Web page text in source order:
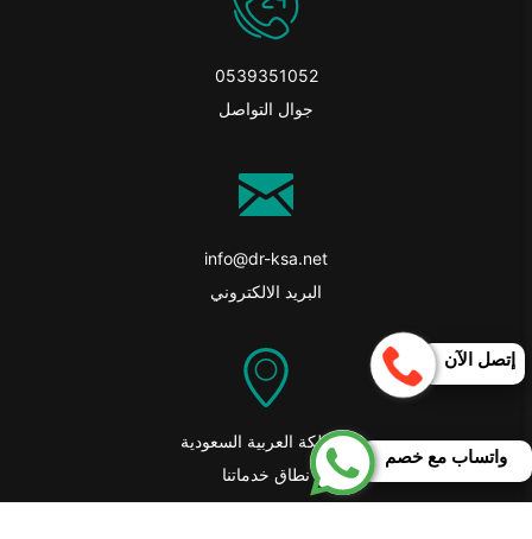
0539351052
جوال التواصل
info@dr-ksa.net
البريد الالكتروني
المملكة العربية السعودية
نطاق خدماتنا
إتصل الآن
واتساب مع خصم